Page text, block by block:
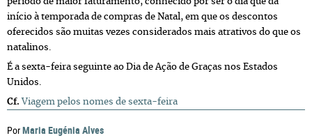
PorMaria Eugénia Alves
início à temporada de compras de Natal, em que os descontos
oferecidos são muitas vezes considerados mais atrativos do que os
natalinos.
É a sexta-feira seguinte ao Dia de Ação de Graças nos Estados
Unidos.
Cf. Viagem pelos nomes de sexta-feira